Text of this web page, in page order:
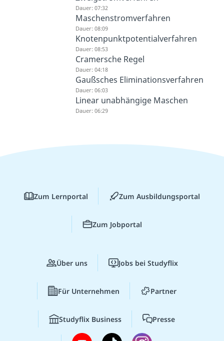
Dauer: 07:32
Maschenstromverfahren
Dauer: 08:09
Knotenpunktpotentialverfahren
Dauer: 08:53
Cramersche Regel
Dauer: 04:18
Gaußsches Eliminationsverfahren
Dauer: 06:03
Linear unabhängige Maschen
Dauer: 06:29
Zum Lernportal Zum Ausbildungsportal
Zum Jobportal
Über uns Jobs bei Studyflix
Für Unternehmen Partner
Studyflix Business Presse